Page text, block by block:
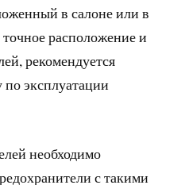
в салоне или в
расположение и
рекомендуется
по эксплуатации
необходимо
с такими